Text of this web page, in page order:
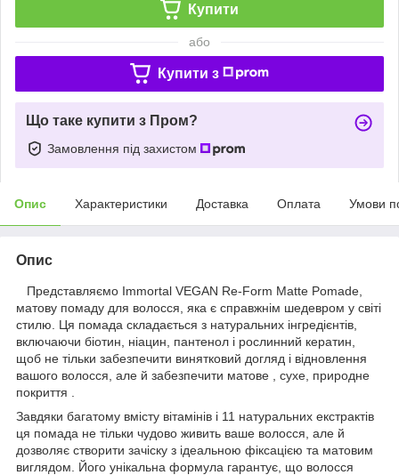
Купити
або
Купити з
Що таке купити з Пром?
Замовлення під захистом
Опис Характеристики Доставка Оплата Умови
Опис
Представляємо Immortal VEGAN Re-Form Matte Pomade,
матову помаду для волосся, яка є справжнім шедевром у світі
стилю. Ця помада складається з натуральних інгредієнтів,
включаючи біотин, ніацин, пантенол і рослинний кератин,
щоб не тільки забезпечити винятковий догляд і відновлення
вашого волосся, але й забезпечити матове , сухе, природне
покриття .
Завдяки багатому вмісту вітамінів і 11 натуральних екстрактів
ця помада не тільки чудово живить ваше волосся, але й
дозволяє створити зачіску з ідеальною фіксацією та матовим
виглядом. Його унікальна формула гарантує, що волосся